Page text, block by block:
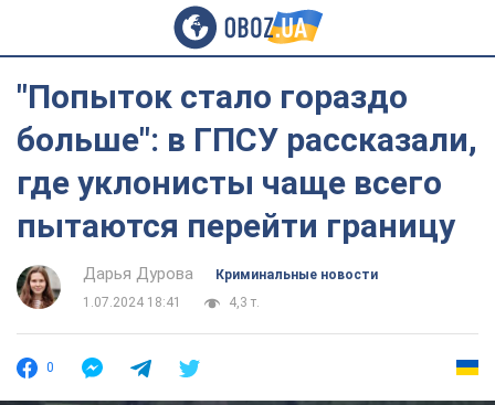
"Попыток стало гораздо
больше": в ГПСУ рассказали,
где уклонисты чаще всего
пытаются перейти границу
Дарья Дурова
Криминальные новости
1.07.2024 18:41
4,3 т.
0